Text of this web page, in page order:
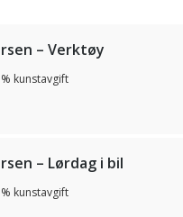
– Verktøy
kunstavgift
– Lørdag i bil
kunstavgift